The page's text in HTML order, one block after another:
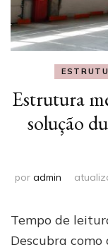
Estrutura
solução
por admin
Tempo de
Descubra